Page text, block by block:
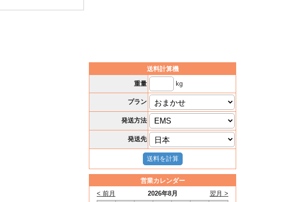
送料計算機
重量
kg
プラン
発送方法
発送先
営業カレンダー
2026年8月
< 前月
翌月 >